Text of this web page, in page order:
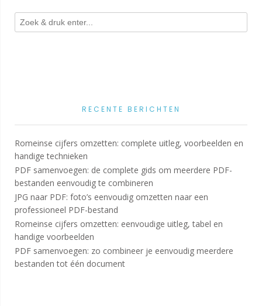
RECENTE BERICHTEN
Romeinse cijfers omzetten: complete uitleg, voorbeelden en
handige technieken
PDF samenvoegen: de complete gids om meerdere PDF-
bestanden eenvoudig te combineren
JPG naar PDF: foto’s eenvoudig omzetten naar een
professioneel PDF-bestand
Romeinse cijfers omzetten: eenvoudige uitleg, tabel en
handige voorbeelden
PDF samenvoegen: zo combineer je eenvoudig meerdere
bestanden tot één document